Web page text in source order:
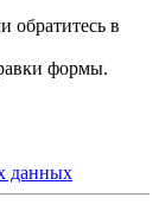
обратитесь в
формы.
данных